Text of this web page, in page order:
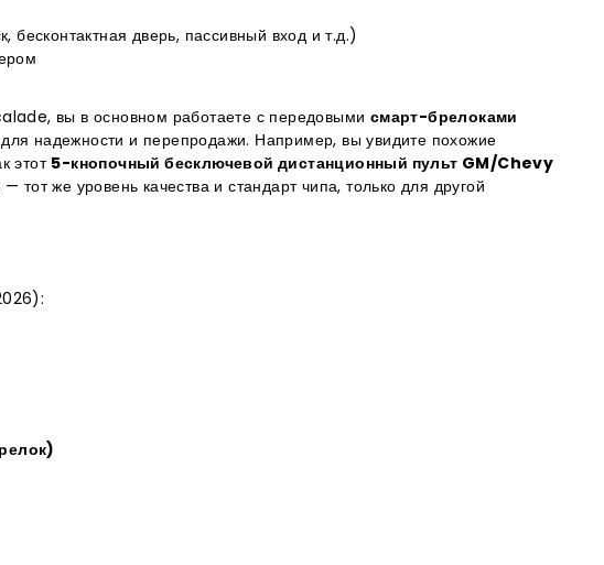
дверь, пассивный вход и т.д.)
вы в основном работаете с передовыми смарт-брелоками
надежности и перепродажи. Например, вы увидите похожие
этот 5-кнопочный бесключевой дистанционный пульт GM/Chevy
же уровень качества и стандарт чипа, только для другой